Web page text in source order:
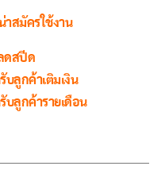
าสมัครใช้งาน
ดสปีด
บลูกค้าเติมเงิน
บลูกค้ารายเดือน